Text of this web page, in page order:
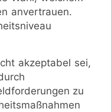
anvertrauen.
akzeptabel sei,
zu